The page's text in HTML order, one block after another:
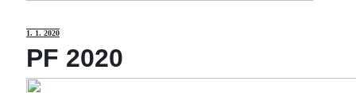
1. 1. 2020
PF 2020